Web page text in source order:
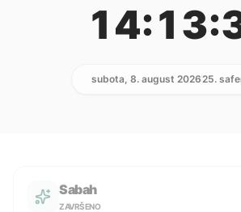
subota, 8. august 202625.
Sabah
ZAVRŠENO